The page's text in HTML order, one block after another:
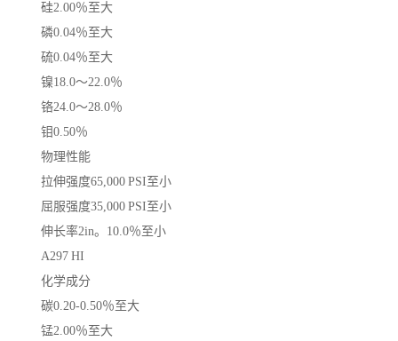
硅2.00％至大
磷0.04％至大
硫0.04％至大
镍18.0〜22.0％
铬24.0〜28.0％
钼0.50％
物理性能
拉伸强度65,000 PSI至小
屈服强度35,000 PSI至小
伸长率2in。10.0％至小
A297 HI
化学成分
碳0.20-0.50％至大
锰2.00％至大